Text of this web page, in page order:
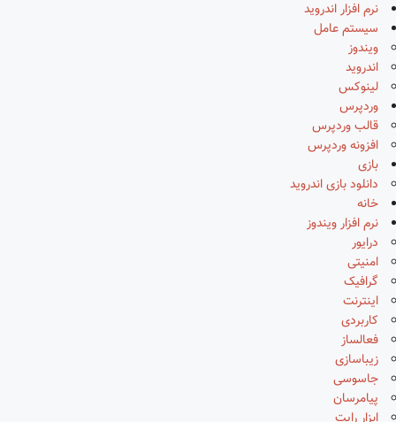
نرم افزار اندروید
سیستم عامل
ویندوز
اندروید
لینوکس
وردپرس
قالب وردپرس
افزونه وردپرس
بازی
دانلود بازی اندروید
خانه
نرم افزار ویندوز
درایور
امنیتی
گرافیک
اینترنت
کاربردی
فعالساز
زیباسازی
جاسوسی
پیامرسان